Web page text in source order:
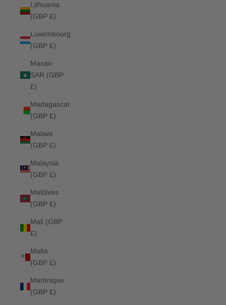
Lithuania
(GBP £)
Luxembourg
(GBP £)
Macao
SAR (GBP
£)
Madagascar
(GBP £)
Malawi
(GBP £)
Malaysia
(GBP £)
Maldives
(GBP £)
Mali (GBP
£)
Malta
(GBP £)
Martinique
(GBP £)